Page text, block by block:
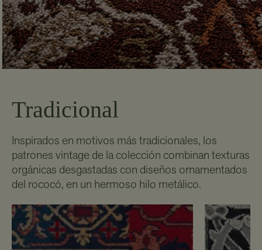
Tradicional
Inspirados en motivos más tradicionales, los
patrones vintage de la colección combinan texturas
orgánicas desgastadas con diseños ornamentados
del rococó, en un hermoso hilo metálico.